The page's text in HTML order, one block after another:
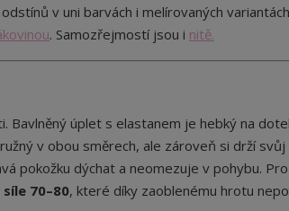
v uni barvách i melírovaných
. Samozřejmostí jsou i nitě.
úplet s elastanem je hebký na
v obou směrech, ale zároveň si drží
pokožku dýchat a neomezuje v pohybu.
70–80, které díky zaoblenému hrotu